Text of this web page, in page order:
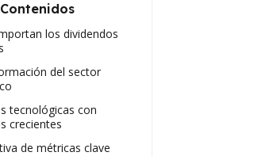
los dividendos
del sector
tecnológicas con
crecientes
de métricas clave